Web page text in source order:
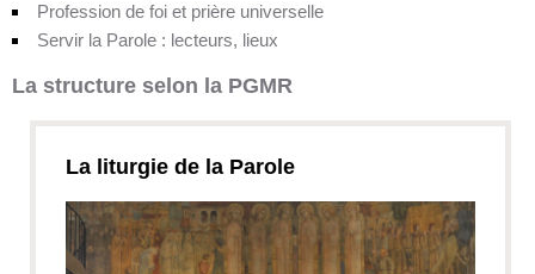
Profession de foi et prière universelle
Servir la Parole : lecteurs, lieux
La structure selon la PGMR
La liturgie de la Parole